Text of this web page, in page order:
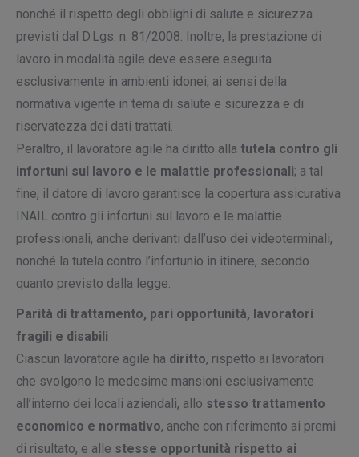
nonché il rispetto degli obblighi di salute e sicurezza
previsti dal D.Lgs. n. 81/2008. Inoltre, la prestazione di
lavoro in modalità agile deve essere eseguita
esclusivamente in ambienti idonei, ai sensi della
normativa vigente in tema di salute e sicurezza e di
riservatezza dei dati trattati.
Peraltro, il lavoratore agile ha diritto alla tutela contro gli
infortuni sul lavoro e le malattie professionali; a tal
fine, il datore di lavoro garantisce la copertura assicurativa
INAIL contro gli infortuni sul lavoro e le malattie
professionali, anche derivanti dall’uso dei videoterminali,
nonché la tutela contro l’infortunio in itinere, secondo
quanto previsto dalla legge.
Parità di trattamento, pari opportunità, lavoratori
fragili e disabili
Ciascun lavoratore agile ha diritto, rispetto ai lavoratori
che svolgono le medesime mansioni esclusivamente
all’interno dei locali aziendali, allo stesso trattamento
economico e normativo, anche con riferimento ai premi
di risultato, e alle stesse opportunità rispetto ai